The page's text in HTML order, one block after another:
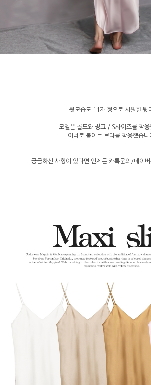
뒷모습도 11자 형으로 시원한 뒷
모델은 골드와 핑크 / S사이즈를 착용
이너로 붙이는 브라를 착용했습니
궁금하신 사항이 있다면 언제든 카톡문의/네이